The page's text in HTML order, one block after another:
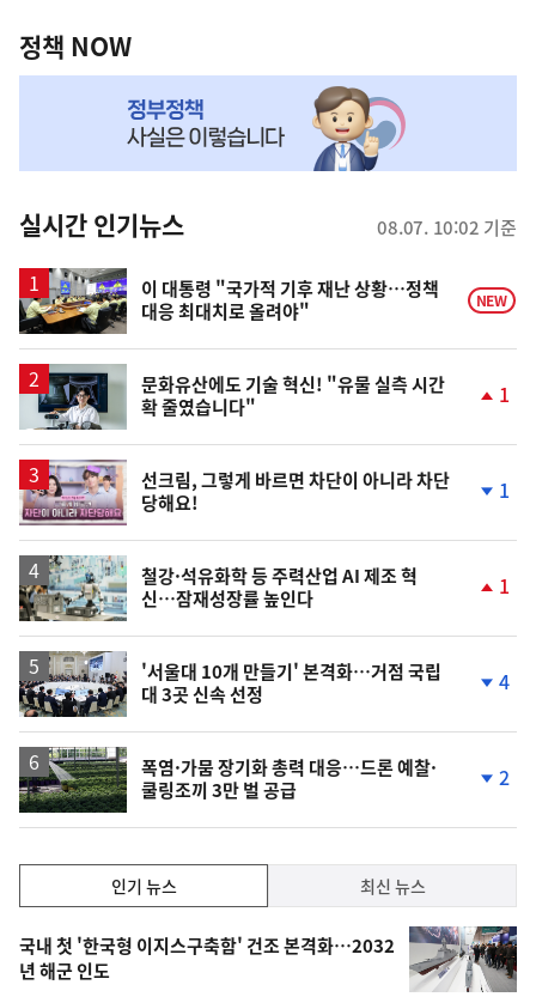
책
NOW,
뉴
스
정책 NOW
실시간 인기뉴스 08.07. 10:02 기준
이 대통령 "국가적 기후 재난 상황…정책
대응 최대치로 올려야"
NEW
문화유산에도 기술 혁신! "유물 실측 시간
확 줄였습니다"
상
1
영
상
선크림, 그렇게 바르면 차단이 아니라 차단
당해요!
하
1
철강·석유화학 등 주력산업 AI 제조 혁
신…잠재성장률 높인다
상
1
'서울대 10개 만들기' 본격화…거점 국립
대 3곳 신속 선정
하
4
폭염·가뭄 장기화 총력 대응…드론 예찰·
쿨링조끼 3만 벌 공급
하
락
2
기,
최
신,
인기 뉴스 최신 뉴스
기
뉴
국내 첫 '한국형 이지스구축함' 건조 본격화…2032
년 해군 인도